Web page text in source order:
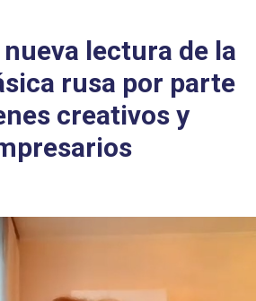
lectura de la
rusa por parte
creativos y